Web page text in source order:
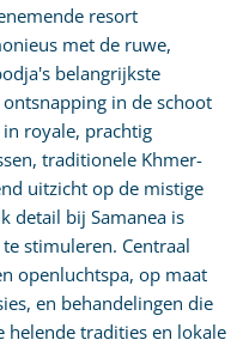
resort
met de ruwe,
belangrijkste
in de schoot
royale, prachtig
traditionele Khmer-
uitzicht op de mistige
detail bij Samanea is
stimuleren. Centraal
openluchtspa, op maat
en behandelingen die
helende tradities en lokale